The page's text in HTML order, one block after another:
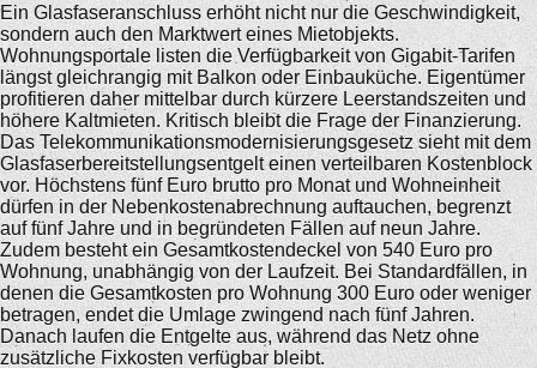
Ein Glasfaseranschluss erhöht nicht nur die Geschwindigkeit,
sondern auch den Marktwert eines Mietobjekts.
Wohnungsportale listen die Verfügbarkeit von Gigabit-Tarifen
längst gleichrangig mit Balkon oder Einbauküche. Eigentümer
profitieren daher mittelbar durch kürzere Leerstandszeiten und
höhere Kaltmieten. Kritisch bleibt die Frage der Finanzierung.
Das Telekommunikationsmodernisierungsgesetz sieht mit dem
Glasfaserbereitstellungsentgelt einen verteilbaren Kostenblock
vor. Höchstens fünf Euro brutto pro Monat und Wohneinheit
dürfen in der Nebenkostenabrechnung auftauchen, begrenzt
auf fünf Jahre und in begründeten Fällen auf neun Jahre.
Zudem besteht ein Gesamtkostendeckel von 540 Euro pro
Wohnung, unabhängig von der Laufzeit. Bei Standardfällen, in
denen die Gesamtkosten pro Wohnung 300 Euro oder weniger
betragen, endet die Umlage zwingend nach fünf Jahren.
Danach laufen die Entgelte aus, während das Netz ohne
zusätzliche Fixkosten verfügbar bleibt.